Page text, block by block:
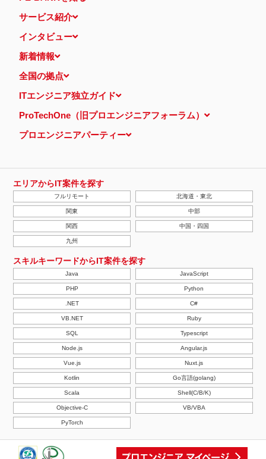
サービス紹介
インタビュー
新着情報
全国の拠点
ITエンジニア独立ガイド
ProTechOne（旧プロエンジニアフォーラム）
プロエンジニアパーティー
エリアからIT案件を探す
フルリモート 北海道・東北
関東 中部
関西 中国・四国
九州
スキルキーワードからIT案件を探す
Java JavaScript
PHP Python
.NET C#
VB.NET Ruby
SQL Typescript
Node.js Angular.js
Vue.js Nuxt.js
Kotlin Go言語(golang)
Scala Shell(C/B/K)
Objective-C VB/VBA
PyTorch